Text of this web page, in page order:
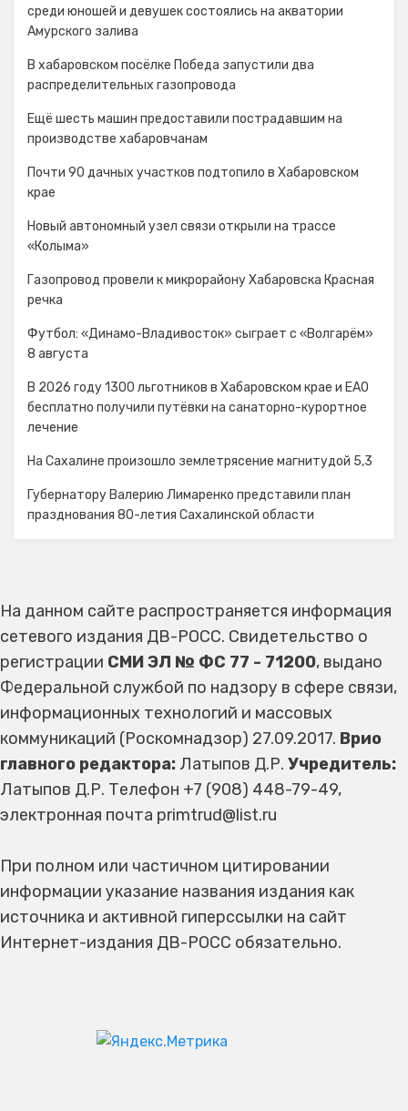
среди юношей и девушек состоялись на акватории
Амурского залива
В хабаровском посёлке Победа запустили два
распределительных газопровода
Ещё шесть машин предоставили пострадавшим на
производстве хабаровчанам
Почти 90 дачных участков подтопило в Хабаровском
крае
Новый автономный узел связи открыли на трассе
«Колыма»
Газопровод провели к микрорайону Хабаровска Красная
речка
Футбол: «Динамо-Владивосток» сыграет с «Волгарём»
8 августа
В 2026 году 1300 льготников в Хабаровском крае и ЕАО
бесплатно получили путёвки на санаторно-курортное
лечение
На Сахалине произошло землетрясение магнитудой 5,3
Губернатору Валерию Лимаренко представили план
празднования 80-летия Сахалинской области
На данном сайте распространяется информация
сетевого издания ДВ-РОСС. Свидетельство о
регистрации СМИ ЭЛ № ФС 77 - 71200, выдано
Федеральной службой по надзору в сфере связи,
информационных технологий и массовых
коммуникаций (Роскомнадзор) 27.09.2017. Врио
главного редактора: Латыпов Д.Р. Учредитель:
Латыпов Д.Р. Телефон +7 (908) 448-79-49,
электронная почта primtrud@list.ru
При полном или частичном цитировании
информации указание названия издания как
источника и активной гиперссылки на сайт
Интернет-издания ДВ-РОСС обязательно.